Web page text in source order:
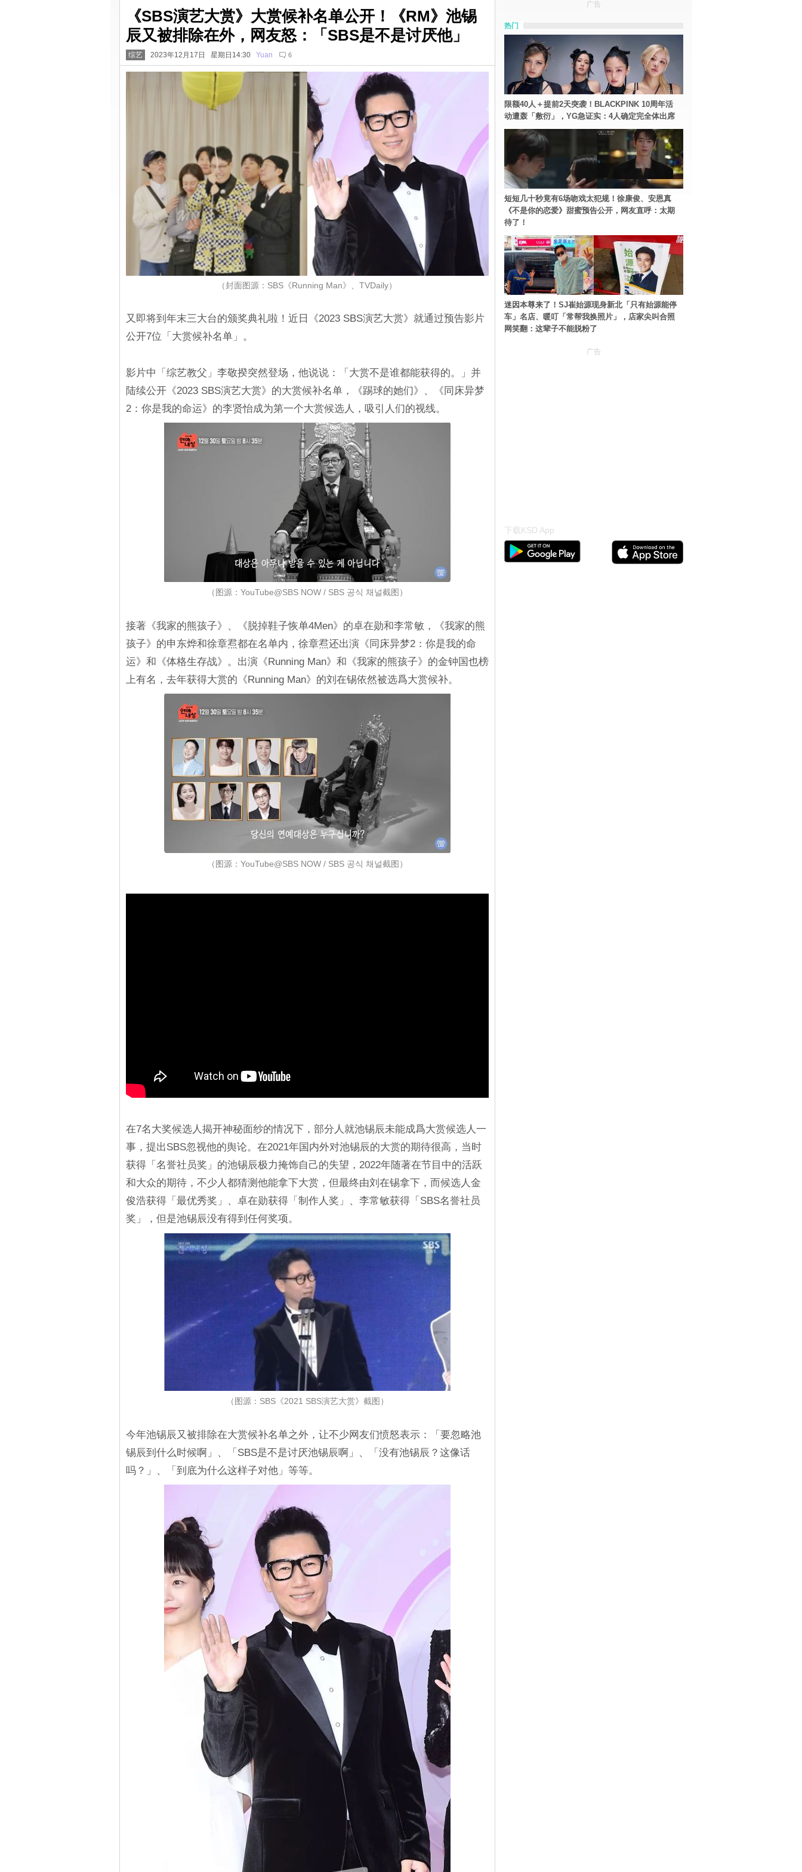
《SBS演艺大赏》大赏候补名单公开！《RM》池锡
辰又被排除在外，网友怒：「SBS是不是讨厌他」
综艺 2023年12月17日 星期日14:30 Yuan 6
（封面图源：SBS《Running Man》、TVDaily）
又即将到年末三大台的颁奖典礼啦！近日《2023 SBS演艺大赏》就通过预告影片
公开7位「大赏候补名单」。
影片中「综艺教父」李敬揆突然登场，他说说：「大赏不是谁都能获得的。」并
陆续公开《2023 SBS演艺大赏》的大赏候补名单，《踢球的她们》、《同床异梦
2：你是我的命运》的李贤怡成为第一个大赏候选人，吸引人们的视线。
（图源：YouTube@SBS NOW / SBS 공식 채널截图）
接著《我家的熊孩子》、《脱掉鞋子恢单4Men》的卓在勋和李常敏，《我家的熊
孩子》的申东烨和徐章焄都在名单内，徐章焄还出演《同床异梦2：你是我的命
运》和《体格生存战》。出演《Running Man》和《我家的熊孩子》的金钟国也榜
上有名，去年获得大赏的《Running Man》的刘在锡依然被选爲大赏候补。
（图源：YouTube@SBS NOW / SBS 공식 채널截图）
在7名大奖候选人揭开神秘面纱的情况下，部分人就池锡辰未能成爲大赏候选人一
事，提出SBS忽视他的舆论。在2021年国内外对池锡辰的大赏的期待很高，当时
获得「名誉社员奖」的池锡辰极力掩饰自己的失望，2022年随著在节目中的活跃
和大众的期待，不少人都猜测他能拿下大赏，但最终由刘在锡拿下，而候选人金
俊浩获得「最优秀奖」、卓在勋获得「制作人奖」、李常敏获得「SBS名誉社员
奖」，但是池锡辰没有得到任何奖项。
（图源：SBS《2021 SBS演艺大赏》截图）
今年池锡辰又被排除在大赏候补名单之外，让不少网友们愤怒表示：「要忽略池
锡辰到什么时候啊」、「SBS是不是讨厌池锡辰啊」、「没有池锡辰？这像话
吗？」、「到底为什么这样子对他」等等。
广告
热门
限额40人＋提前2天突袭！BLACKPINK 10周年活
动遭轰「敷衍」，YG急证实：4人确定完全体出席
短短几十秒竟有6场吻戏太犯规！徐康俊、安恩真
《不是你的恋爱》甜蜜预告公开，网友直呼：太期
待了！
迷因本尊来了！SJ崔始源现身新北「只有始源能停
车」名店、暖叮「常帮我换照片」，店家尖叫合照
网笑翻：这辈子不能脱粉了
广告
下载KSD App